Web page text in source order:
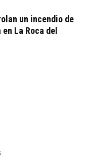
un incendio de
La Roca del